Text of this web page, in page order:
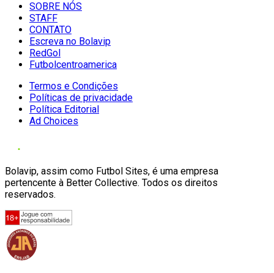
SOBRE NÓS
STAFF
CONTATO
Escreva no Bolavip
RedGol
Futbolcentroamerica
Termos e Condições
Políticas de privacidade
Política Editorial
Ad Choices
Bolavip, assim como Futbol Sites, é uma empresa
pertencente à Better Collective. Todos os direitos
reservados.